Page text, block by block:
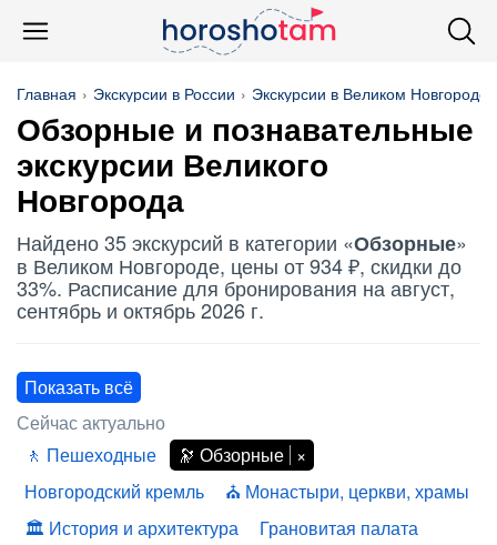
Главная Экскурсии в России Экскурсии в Великом Новгороде
Обзорные и познавательные
экскурсии Великого
Новгорода
Найдено 35 экскурсий в категории «Обзорные»
в Великом Новгороде, цены от 934 ₽, скидки до
33%. Расписание для бронирования на август,
сентябрь и октябрь 2026 г.
Показать всё
Сейчас актуально
Пешеходные
Обзорные
Новгородский кремль
Монастыри, церкви, храмы
История и архитектура
Грановитая палата